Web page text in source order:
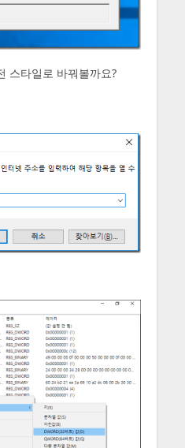
스타일로 바꿔볼까요?